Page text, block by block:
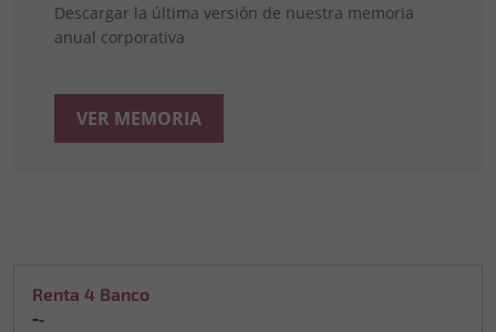
Descargar la última versión de nuestra memoria
anual corporativa
VER MEMORIA
Renta 4 Banco
--